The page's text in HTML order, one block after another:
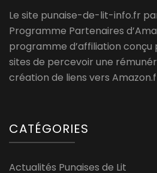
Le site punaise-de-lit-info.fr
Programme Partenaires
programme d’affiliation
sites de percevoir une
création de liens vers
CATÉGORIES
Actualités Punaises de Lit